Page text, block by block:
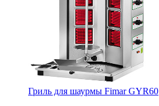
Гриль для шаурмы Fimar GYR60